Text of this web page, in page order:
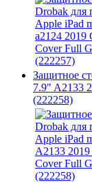
Защитное
7.9" A2133
(222258)